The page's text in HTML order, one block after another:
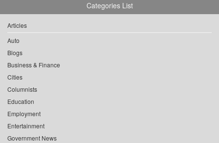
Categories List
Articles
Auto
Blogs
Business & Finance
Cities
Columnists
Education
Employment
Entertainment
Government News